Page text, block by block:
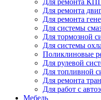
Для ремонта
Для ремонта
Для ремонта
Для системы
Для тормозной
Для системы
Поликлиновые
Для рулевой
Для топливной
Для ремонта
Для работ с
Мебель